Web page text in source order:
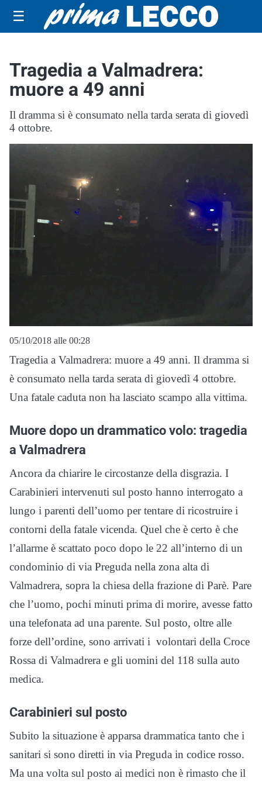
☰
Tragedia a Valmadrera:
muore a 49 anni
Il dramma si è consumato nella tarda serata di giovedì
4 ottobre.
05/10/2018 alle 00:28
Tragedia a Valmadrera: muore a 49 anni. Il dramma si
è consumato nella tarda serata di giovedì 4 ottobre.
Una fatale caduta non ha lasciato scampo alla vittima.
Muore dopo un drammatico volo: tragedia
a Valmadrera
Ancora da chiarire le circostanze della disgrazia. I
Carabinieri intervenuti sul posto hanno interrogato a
lungo i parenti dell’uomo per tentare di ricostruire i
contorni della fatale vicenda. Quel che è certo è che
l’allarme è scattato poco dopo le 22 all’interno di un
condominio di via Preguda nella zona alta di
Valmadrera, sopra la chiesa della frazione di Parè. Pare
che l’uomo, pochi minuti prima di morire, avesse fatto
una telefonata ad una parente. Sul posto, oltre alle
forze dell’ordine, sono arrivati i volontari della Croce
Rossa di Valmadrera e gli uomini del 118 sulla auto
medica.
Carabinieri sul posto
Subito la situazione è apparsa drammatica tanto che i
sanitari si sono diretti in via Preguda in codice rosso.
Ma una volta sul posto ai medici non è rimasto che il